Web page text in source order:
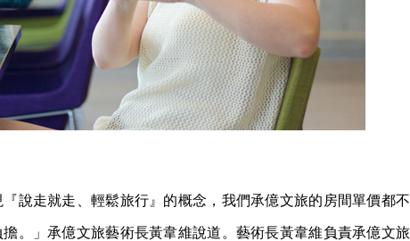
『說走就走、輕鬆旅行』的概念，我們承億文旅的房間單價都不
。」承億文旅藝術長黃韋維說道。藝術長黃韋維負責承億文旅